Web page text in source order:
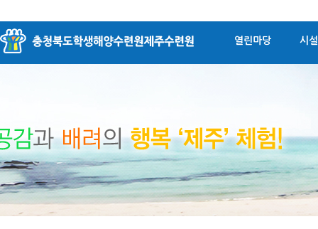
열린마당 시